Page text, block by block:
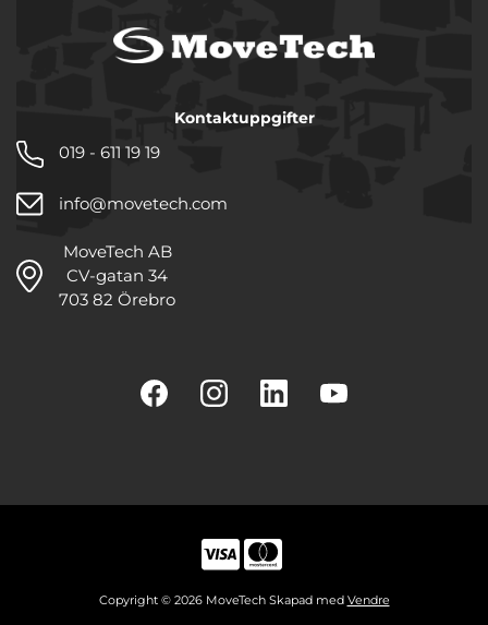
Kontaktuppgifter
019 - 611 19 19
info@movetech.com
MoveTech AB
CV-gatan 34
703 82 Örebro
Copyright © 2026 MoveTech Skapad med Vendre